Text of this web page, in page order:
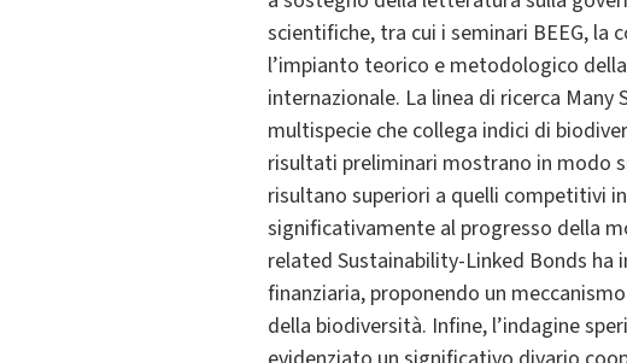
scientifiche, tra cui i seminari BEEG, la
l’impianto teorico e metodologico
internazionale. La linea di ricerca
multispecie che collega indici di
risultati preliminari mostrano in modo
risultano superiori a quelli competitivi
significativamente al progresso della
related Sustainability-Linked Bonds
finanziaria, proponendo un
della biodiversità. Infine, l’indagine